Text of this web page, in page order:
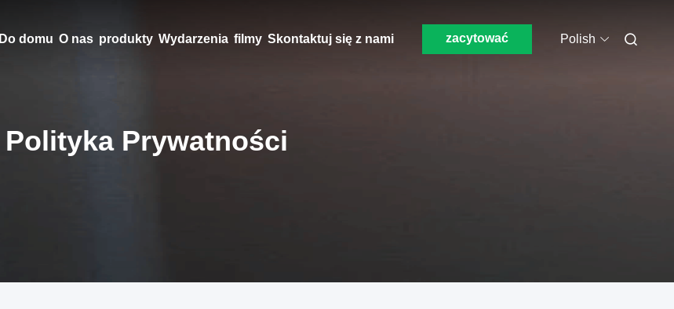
Do domu O nas produkty Wydarzenia filmy Skontaktuj się z nami zacytować Polish
Polityka Prywatności